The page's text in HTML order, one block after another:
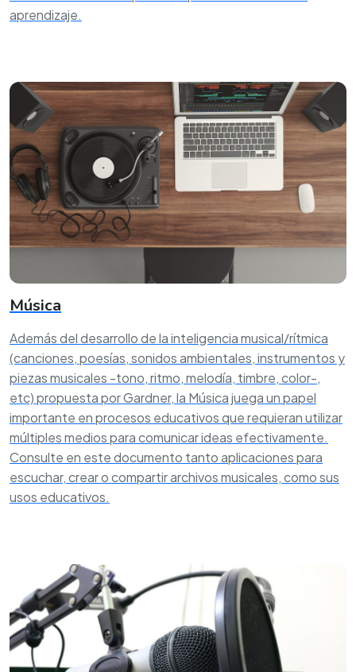
aprendizaje.
Música
Además del desarrollo de la inteligencia musical/rítmica
(canciones, poesías, sonidos ambientales, instrumentos y
piezas musicales -tono, ritmo, melodía, timbre, color-,
etc) propuesta por Gardner, la Música juega un papel
importante en procesos educativos que requieran utilizar
múltiples medios para comunicar ideas efectivamente.
Consulte en este documento tanto aplicaciones para
escuchar, crear o compartir archivos musicales, como sus
usos educativos.